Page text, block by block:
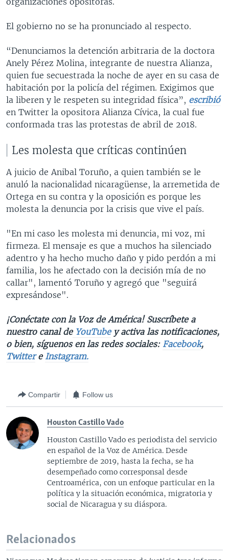
El gobierno no se ha pronunciado al respecto.
“Denunciamos la detención arbitraria de la doctora
Anely Pérez Molina, integrante de nuestra Alianza,
quien fue secuestrada la noche de ayer en su casa de
habitación por la policía del régimen. Exigimos que
la liberen y le respeten su integridad física”, escribió
en Twitter la opositora Alianza Cívica, la cual fue
conformada tras las protestas de abril de 2018.
Les molesta que críticas continúen
A juicio de Anibal Toruño, a quien también se le
anuló la nacionalidad nicaragüense, la arremetida de
Ortega en su contra y la oposición es porque les
molesta la denuncia por la crisis que vive el país.
"En mi caso les molesta mi denuncia, mi voz, mi
firmeza. El mensaje es que a muchos ha silenciado
adentro y ha hecho mucho daño y pido perdón a mi
familia, los he afectado con la decisión mía de no
callar", lamentó Toruño y agregó que "seguirá
expresándose".
¡Conéctate con la Voz de América! Suscríbete a
nuestro canal deYouTubey activa las notificaciones,
o bien, síguenos en las redes sociales: Facebook,
Twittere Instagram.
Compartir Follow us
Houston Castillo Vado
Houston Castillo Vado es periodista del servicio
en español de la Voz de América. Desde
septiembre de 2019, hasta la fecha, se ha
desempeñado como corresponsal desde
Centroamérica, con un enfoque particular en la
política y la situación económica, migratoria y
social de Nicaragua y su diáspora.
Relacionados